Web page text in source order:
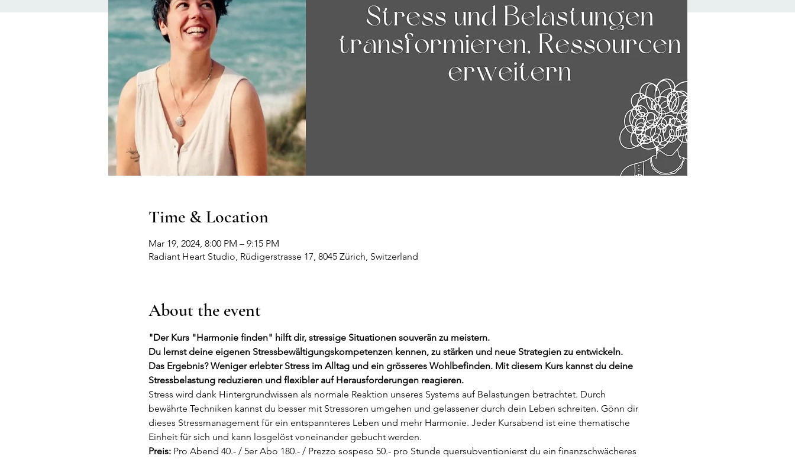
Time & Location
Mar 19, 2024, 8:00 PM – 9:15 PM
Radiant Heart Studio, Rüdigerstrasse 17, 8045 Zürich, Switzerland
About the event
"Der Kurs "Harmonie finden" hilft dir, stressige Situationen souverän zu meistern.
Du lernst deine eigenen Stressbewältigungskompetenzen kennen, zu stärken und neue Strategien zu entwickeln.
Das Ergebnis? Weniger erlebter Stress im Alltag und ein grösseres Wohlbefinden. Mit diesem Kurs kannst du deine
Stressbelastung reduzieren und flexibler auf Herausforderungen reagieren.
Stress wird dank Hintergrundwissen als normale Reaktion unseres Systems auf Belastungen betrachtet. Durch
bewährte Techniken kannst du besser mit Stressoren umgehen und gelassener durch dein Leben schreiten. Gönn dir
dieses Stressmanagement für ein entspannteres Leben und mehr Harmonie. Jeder Kursabend ist eine thematische
Einheit für sich und kann losgelöst voneinander gebucht werden.
Preis: Pro Abend 40.- / 5er Abo 180.- / Prezzo sospeso 50.- pro Stunde quersubventionierst du ein finanzschwächeres